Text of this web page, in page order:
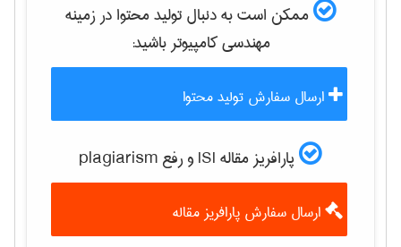
ممکن است به دنبال تولید محتوا در زمینه
مهندسی كامپيوترباشید:
ارسال سفارش تولید محتوا
پارافریز مقاله ISI و رفع plagiarism
ارسال سفارش پارافریز مقاله